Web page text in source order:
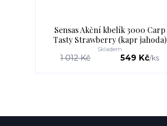
Sensas Akční kbelík 3000 Carp
Tasty Strawberry (kapr jahoda)
1 012 Kč 549 Kč/ks
Skladem